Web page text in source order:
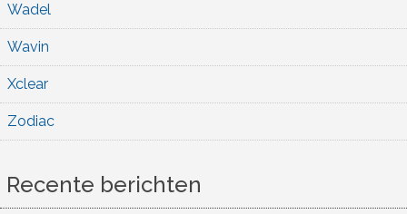
Wadel
Wavin
Xclear
Zodiac
Recente berichten